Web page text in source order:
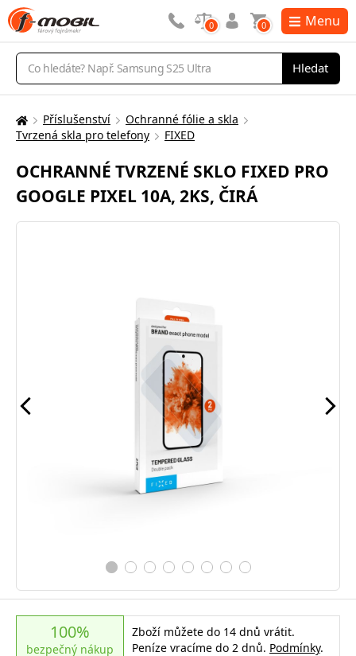
Vyhledávání
Hledat
0 0 Menu
Zde
nacházíte:
Příslušenství
Ochranné fólie a skla
Tvrzená skla pro telefony
FIXED
OCHRANNÉ TVRZENÉ SKLO FIXED PRO
GOOGLE PIXEL 10A, 2KS, ČIRÁ
100%
bezpečný nákup
Zboží můžete do 14 dnů vrátit.
Peníze vracíme do 2 dnů. Podmínky.